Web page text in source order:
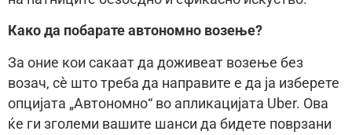
Како да побарате автономно возење?
За оние кои сакаат да доживеат возење без
возач, сè што треба да направите е да ја изберете
опцијата „Автономно“ во апликацијата Uber. Ова
ќе ги зголеми вашите шанси да бидете поврзани